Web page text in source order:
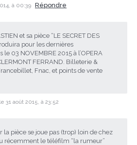
à 00:39 Répondre
et sa pièce “LE SECRET DES
pour les dernières
le 03 NOVEMBRE 2015 à l’OPERA
FERRAND. Billeterie &
Fnac, et points de vente
le 31 août 2015, à 23:52
la pièce se joue pas (trop) loin de chez
récemment le téléfilm “la rumeur”